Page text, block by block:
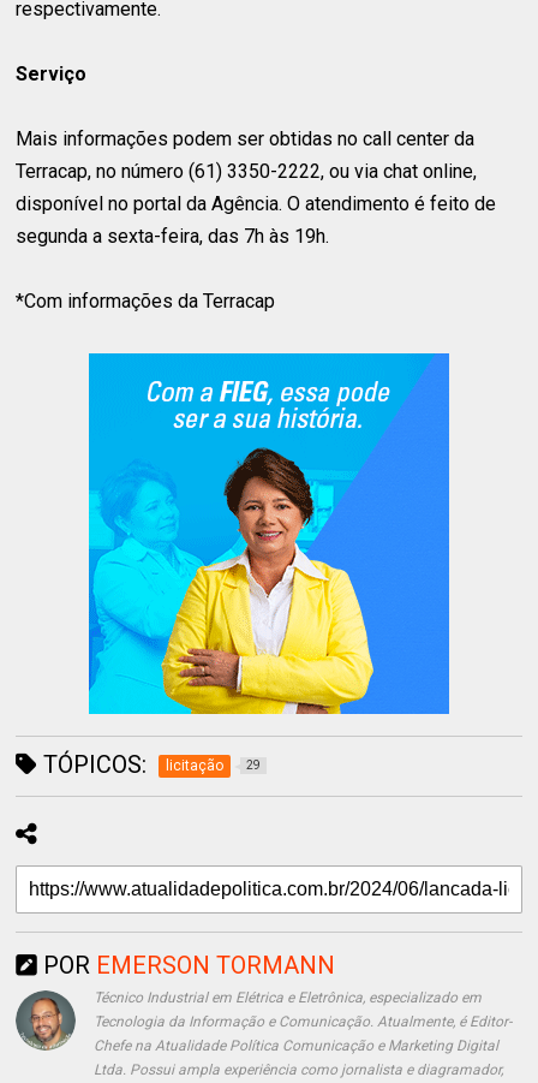
respectivamente.
Serviço
Mais informações podem ser obtidas no call center da
Terracap, no número (61) 3350-2222, ou via chat online,
disponível no portal da Agência. O atendimento é feito de
segunda a sexta-feira, das 7h às 19h.
*Com informações da Terracap
TÓPICOS: licitação 29
POR EMERSON TORMANN
Técnico Industrial em Elétrica e Eletrônica, especializado em
Tecnologia da Informação e Comunicação. Atualmente, é Editor-
Chefe na Atualidade Política Comunicação e Marketing Digital
Ltda. Possui ampla experiência como jornalista e diagramador,